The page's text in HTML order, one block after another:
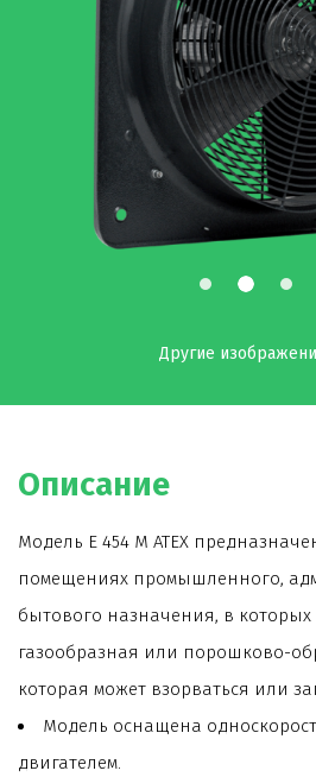
Другие
Описание
Модель E 454 M ATEX
помещениях промышленного,
бытового назначения, в которых
газообразная или порошково-
которая может взорваться или
Модель оснащена
двигателем.